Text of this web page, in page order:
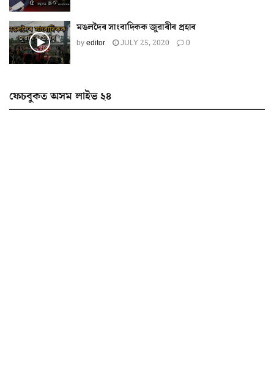
মঙলদৈৰ সাংবাদিকক জুৱাৰীৰ প্ৰহাৰ
byeditor JULY 25, 2020 0
ফেচবুকত অসম লাইভ ২৪